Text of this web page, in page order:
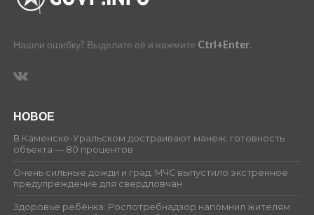
Нашли ошибку? Выделите её и нажмите Ctrl+Enter.
НОВОЕ
В Каменске-Уральском достраивают манеж: готовность
объекта — 80 процентов
Очень сильные дожди и град: МЧС выпустило экстренное
предупреждение для свердловчан
Здоровье ребёнка: Роспотребнадзор напомнил жителям